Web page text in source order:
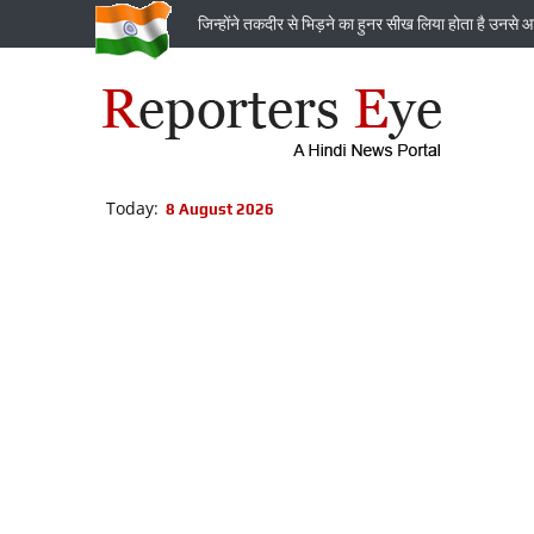
जिन्‍होंने तकदीर से भिड़ने का हुनर सीख लिया होता है उनसे
Today: 8 August 2026